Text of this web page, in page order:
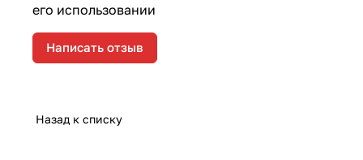
его использовании
Написать отзыв
Назад к списку